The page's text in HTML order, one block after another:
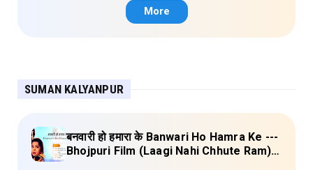
More
SUMAN KALYANPUR
बनवारी हो हमारा के Banwari Ho Hamra Ke ---
Bhojpuri Film (Laagi Nahi Chhute Ram)